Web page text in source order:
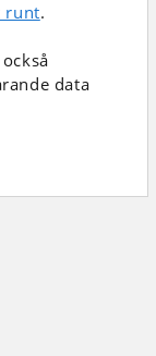
runt.
data